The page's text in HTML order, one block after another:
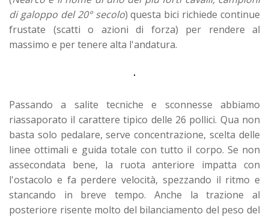
di galoppo del 20° secolo) questa bici richiede continue
frustate (scatti o azioni di forza) per rendere al
massimo e per tenere alta l'andatura.
Passando a salite tecniche e sconnesse abbiamo
riassaporato il carattere tipico delle 26 pollici. Qua non
basta solo pedalare, serve concentrazione, scelta delle
linee ottimali e guida totale con tutto il corpo. Se non
assecondata bene, la ruota anteriore impatta con
l'ostacolo e fa perdere velocità, spezzando il ritmo e
stancando in breve tempo. Anche la trazione al
posteriore risente molto del bilanciamento del peso del